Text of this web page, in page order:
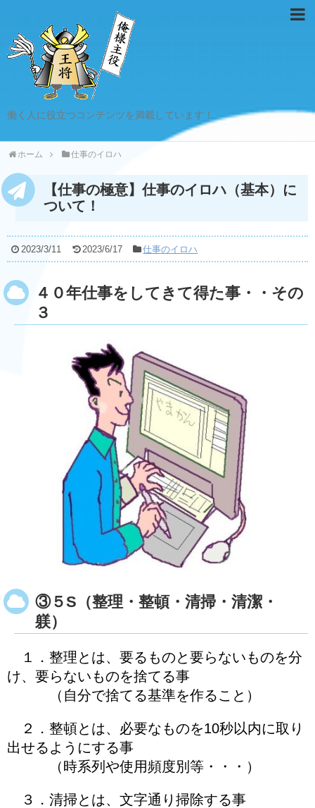
働く人に役立つコンテンツを満載しています！
ホーム 仕事のイロハ
【仕事の極意】仕事のイロハ（基本）に
ついて！
2023/3/11 2023/6/17 仕事のイロハ
４０年仕事をしてきて得た事・・その
３
③５S（整理・整頓・清掃・清潔・
躾）
１．整理とは、要るものと要らないものを分
け、要らないものを捨てる事
（自分で捨てる基準を作ること）
２．整頓とは、必要なものを10秒以内に取り
出せるようにする事
（時系列や使用頻度別等・・・）
３．清掃とは、文字通り掃除する事